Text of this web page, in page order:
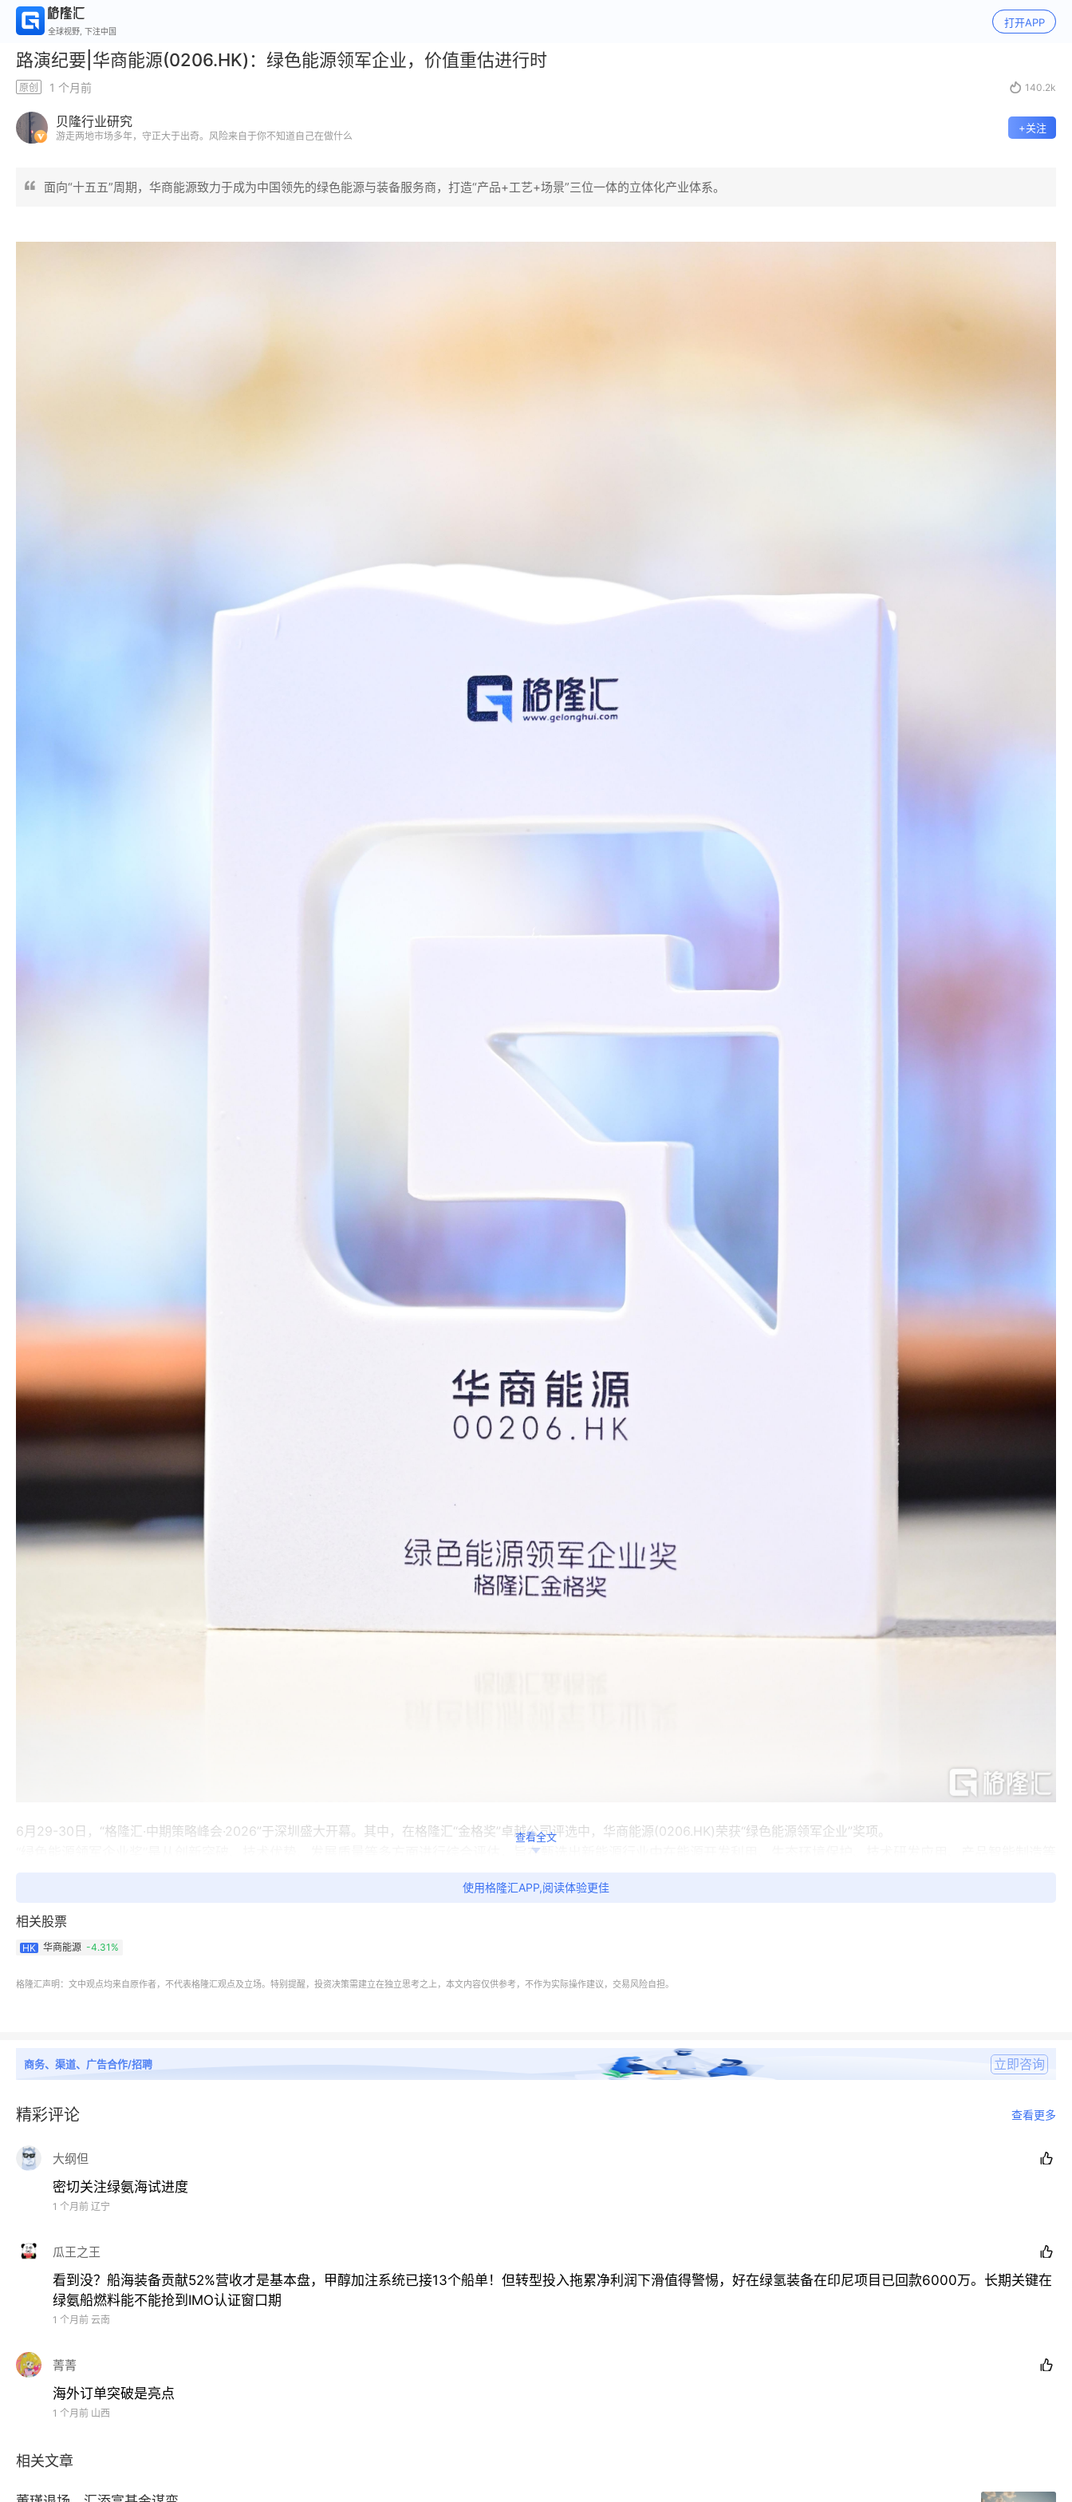
全球视野, 下注中国
打开APP
路演纪要|华商能源(0206.HK)：绿色能源领军企业，价值重估进行时
原创 1 个月前  140.2k
贝隆行业研究
游走两地市场多年，守正大于出奇。风险来自于你不知道自己在做什么
+关注
面向“十五五”周期，华商能源致力于成为中国领先的绿色能源与装备服务商，打造“产品+工艺+场景”三位一体的立体化产业体系。
6月29-30日，“格隆汇·中期策略峰会·2026”于深圳盛大开幕。其中，在格隆汇“金格奖”卓越公司评选中，华商能源(0206.HK)荣获“绿色能源领军企业”奖项。
“绿色能源领军企业奖”是从创新突破、技术优势、发展质量等多方面进行综合评估，旨在甄选出新能源行业中在能源开发利用、生态环境保护、技术研发应用、产品智能制造等
6月29日，笔者有幸聆听了华商能源的上市公司现场路演，管理层面向投资者介绍了公司的发展战略、业务布局与核心竞争优势，并与投资者进行了密切交流。以下为格隆汇
整理的路演主要内容：
一、公司概况与发展历程
2018年，招商局集团全面收购公司，收购后，公司保留了海工钻井装备的技术创新和制造能力，并逐步转型绿色能源领域。2023年，公司正式更名“华商能源”，响应招商局集
当前全球航运与海洋工程全面进入脱碳周期，IMO强制减排方向明确，国内“十五五”规划大力发展绿色清洁能源，近期出台的688号文关于绿电直联等政策信号，进一步确立了
行业确定性赛道。
招商局集团创立于1872年，拥有港口、航运、物流、船舶制造等全场景资源，集团“第三次创业”明确提出四大未来新兴产业，其中绿色能源由华商能源深度参与。
作为招商局旗下唯一海洋装备与绿色能源上市平台，华商能源依托招商局百年央企资源，全面共享集团全球港口、航运船队、海上风电及船舶制造的海量应用场景，形成“产品
+服务+场景”的闭环生态，这一稀缺资源壁垒是绝大多数民营同行所不具备的。
公司业务总体分为两大板块：船海装备作为成熟的基本盘，贡献稳定现金流；绿色能源作为未来核心增长曲线，双轮驱动;传统业务托底业绩，新能源贡献增量弹性。海外业务
则作为产品与业务的枢纽，承担全球化运营服务平台职能。
三、主营业务与产品服务
（一）绿色能源：聚焦醇、氢、氨
查看全文
使用格隆汇APP,阅读体验更佳
相关股票
HK 华商能源 -4.31%
格隆汇声明：文中观点均来自原作者，不代表格隆汇观点及立场。特别提醒，投资决策需建立在独立思考之上，本文内容仅供参考，不作为实际操作建议，交易风险自担。
商务、渠道、广告合作/招聘 立即咨询
精彩评论 查看更多
大纲但 
密切关注绿氨海试进度
1 个月前 辽宁
瓜王之王 
看到没？船海装备贡献52%营收才是基本盘，甲醇加注系统已接13个船单！但转型投入拖累净利润下滑值得警惕，好在绿氢装备在印尼项目已回款6000万。长期关键在
绿氨船燃料能不能抢到IMO认证窗口期
1 个月前 云南
菁菁 
海外订单突破是亮点
1 个月前 山西
相关文章